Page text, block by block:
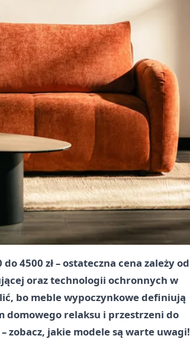
4500 zł – ostateczna cena zależy od
oraz technologii ochronnych w
bo meble wypoczynkowe definiują
domowego relaksu i przestrzeni do
zobacz, jakie modele są warte uwagi!